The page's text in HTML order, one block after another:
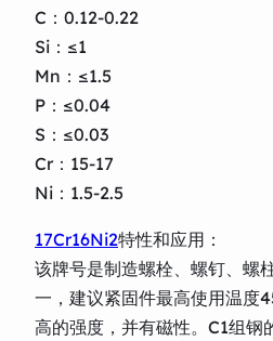
C：0.12-0.22
Si：≤1
Mn：≤1.5
P：≤0.04
S：≤0.03
Cr：15-17
Ni：1.5-2.5
17Cr16Ni2特性和应用：
该牌号是制造螺栓、螺钉、螺
一，建议紧固件最高使用温度
高的强度，并有磁性。C1组钢